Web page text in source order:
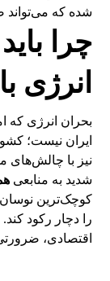
شده که می‌تواند
چرا
انرژی
بحران انرژی که
ایران نیست؛
نیز با چالش‌های
شدید به منابعی
کوچک‌ترین نوسان
را دچار رکود
اقتصادی،